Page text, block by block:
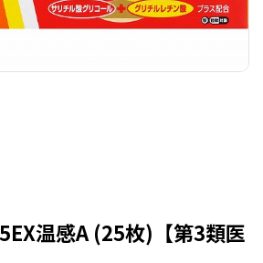
温感A (25枚)【第3類医